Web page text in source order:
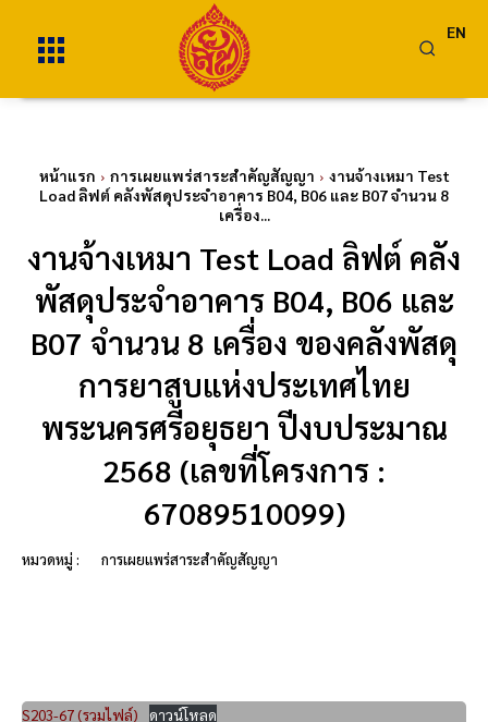
EN
หน้าแรก การเผยแพร่สาระสำคัญสัญญา
งานจ้างเหมา Test
Load ลิฟต์ คลังพัสดุประจำอาคาร B04, B06 และ B07 จำนวน 8
เครื่อง...
งานจ้างเหมา Test Load ลิฟต์ คลัง
พัสดุประจำอาคาร B04, B06 และ
B07 จำนวน 8 เครื่อง ของคลังพัสดุ
การยาสูบแห่งประเทศไทย
พระนครศรีอยุธยา ปีงบประมาณ
2568 (เลขที่โครงการ :
67089510099)
หมวดหมู่ : การเผยแพร่สาระสำคัญสัญญา
S203-67 (รวมไฟล์) ดาวน์โหลด